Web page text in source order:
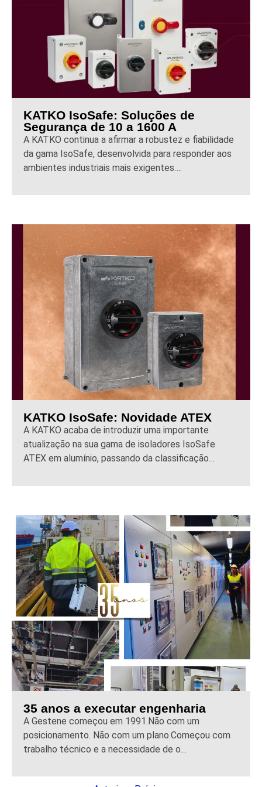
KATKO IsoSafe: Soluções de
Segurança de 10 a 1600 A
A KATKO continua a afirmar a robustez e fiabilidade
da gama IsoSafe, desenvolvida para responder aos
ambientes industriais mais exigentes….
KATKO IsoSafe: Novidade ATEX
A KATKO acaba de introduzir uma importante
atualização na sua gama de isoladores IsoSafe
ATEX em alumínio, passando da classificação…
35 anos a executar engenharia
A Gestene começou em 1991.Não com um
posicionamento. Não com um plano.Começou com
trabalho técnico e a necessidade de o…